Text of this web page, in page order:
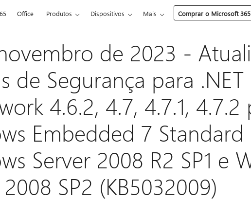
Office Produtos Dispositivos Mais Comprar o Microsoft 365
de 2023 -
de Segurança para .NET
4.6.2, 4.7, 4.7.1, 4.7.2
Embedded 7 Standard
Server 2008 R2 SP1 e
SP2 (KB5032009)